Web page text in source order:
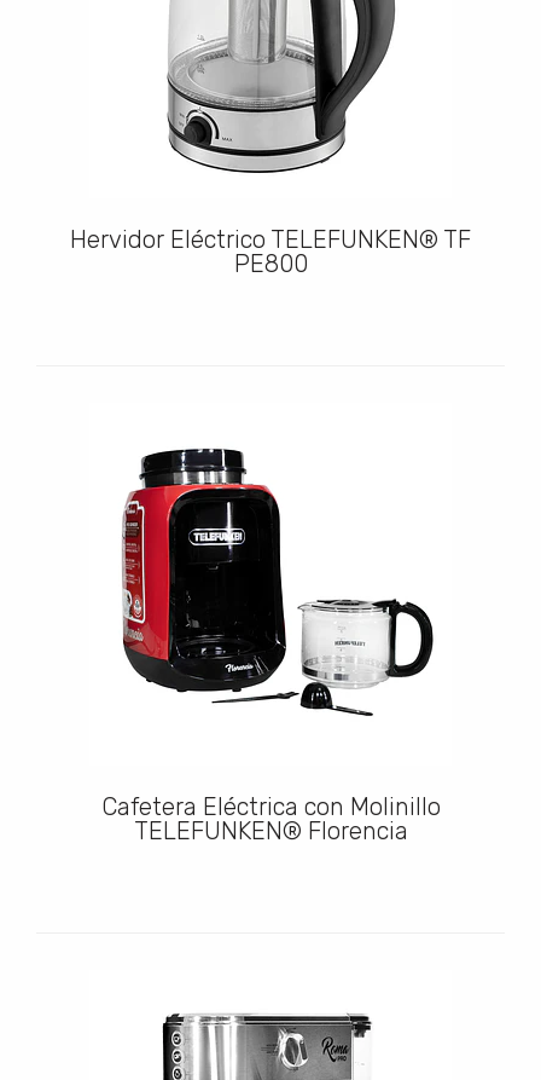
Hervidor Eléctrico TELEFUNKEN® TF
PE800
Cafetera Eléctrica con Molinillo
TELEFUNKEN® Florencia